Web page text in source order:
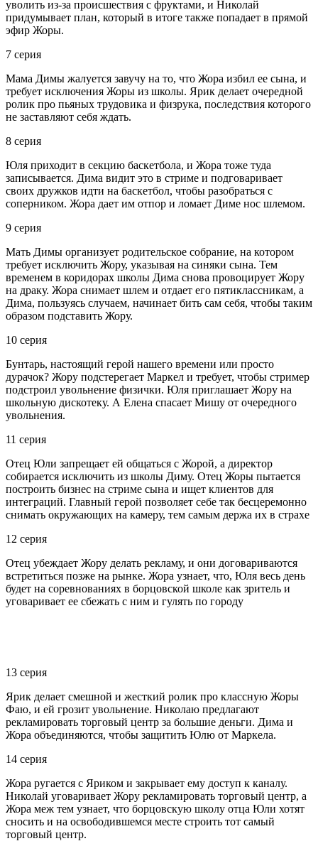
уволить из-за происшествия с фруктами, и Николай
придумывает план, который в итоге также попадает в прямой
эфир Жоры.
7 серия
Мама Димы жалуется завучу на то, что Жора избил ее сына, и
требует исключения Жоры из школы. Ярик делает очередной
ролик про пьяных трудовика и физрука, последствия которого
не заставляют себя ждать.
8 серия
Юля приходит в секцию баскетбола, и Жора тоже туда
записывается. Дима видит это в стриме и подговаривает
своих дружков идти на баскетбол, чтобы разобраться с
соперником. Жора дает им отпор и ломает Диме нос шлемом.
9 серия
Мать Димы организует родительское собрание, на котором
требует исключить Жору, указывая на синяки сына. Тем
временем в коридорах школы Дима снова провоцирует Жору
на драку. Жора снимает шлем и отдает его пятиклассникам, а
Дима, пользуясь случаем, начинает бить сам себя, чтобы таким
образом подставить Жору.
10 серия
Бунтарь, настоящий герой нашего времени или просто
дурачок? Жору подстерегает Маркел и требует, чтобы стример
подстроил увольнение физички. Юля приглашает Жору на
школьную дискотеку. А Елена спасает Мишу от очередного
увольнения.
11 серия
Отец Юли запрещает ей общаться с Жорой, а директор
собирается исключить из школы Диму. Отец Жоры пытается
построить бизнес на стриме сына и ищет клиентов для
интеграций. Главный герой позволяет себе так бесцеремонно
снимать окружающих на камеру, тем самым держа их в страхе
12 серия
Отец убеждает Жору делать рекламу, и они договариваются
встретиться позже на рынке. Жора узнает, что, Юля весь день
будет на соревнованиях в борцовской школе как зритель и
уговаривает ее сбежать с ним и гулять по городу
13 серия
Ярик делает смешной и жесткий ролик про классную Жоры
Фаю, и ей грозит увольнение. Николаю предлагают
рекламировать торговый центр за большие деньги. Дима и
Жора объединяются, чтобы защитить Юлю от Маркела.
14 серия
Жора ругается с Яриком и закрывает ему доступ к каналу.
Николай уговаривает Жору рекламировать торговый центр, а
Жора меж тем узнает, что борцовскую школу отца Юли хотят
сносить и на освободившемся месте строить тот самый
торговый центр.